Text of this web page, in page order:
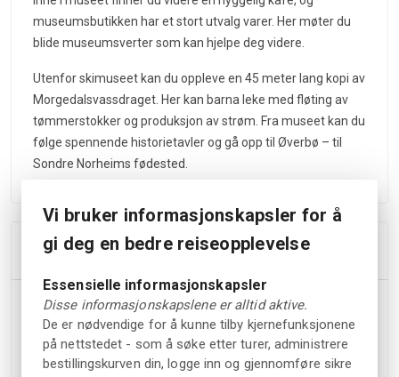
museumsbutikken har et stort utvalg varer. Her møter du
blide museumsverter som kan hjelpe deg videre.
Utenfor skimuseet kan du oppleve en 45 meter lang kopi av
Morgedalsvassdraget. Her kan barna leke med fløting av
tømmerstokker og produksjon av strøm. Fra museet kan du
følge spennende historietavler og gå opp til Øverbø – til
Sondre Norheims fødested.
Høydepunkter
Utforsk en mangfoldig og variert utstilling i ditt eget
tempo
Prøv vår nyeste attraksjon: en skisimulator som tar deg
ned de bratteste bakkene i bygda
Vi bruker informasjonskapsler for å
gi deg en bedre reiseopplevelse
Essensielle informasjonskapsler
Disse informasjonskapslene er alltid aktive.
De er nødvendige for å kunne tilby kjernefunksjonene
på nettstedet - som å søke etter turer, administrere
bestillingskurven din, logge inn og gjennomføre sikre